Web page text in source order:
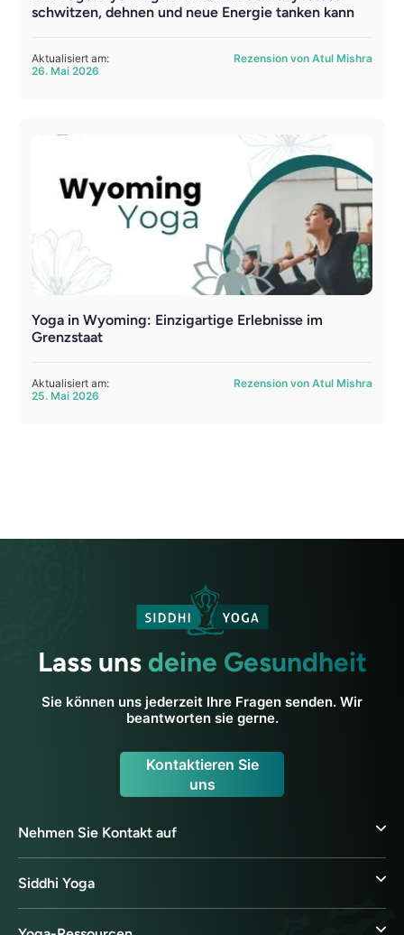
schwitzen, dehnen und neue Energie tanken kann
Aktualisiert am:
26. Mai 2026
Rezension von Atul Mishra
Yoga in Wyoming: Einzigartige Erlebnisse im
Grenzstaat
Aktualisiert am:
25. Mai 2026
Rezension von Atul Mishra
Lass uns deine Gesundheit
Sie können uns jederzeit Ihre Fragen senden. Wir
beantworten sie gerne.
Kontaktieren Sie
uns
Nehmen Sie Kontakt auf
Siddhi Yoga